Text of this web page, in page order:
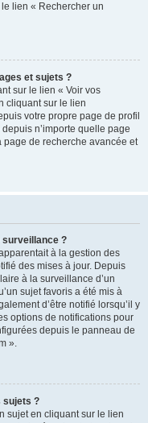
lien « Rechercher un
et sujets ?
sur le lien « Voir vos
cliquant sur le lien
votre propre page de profil
n’importe quelle page
page de recherche avancée et
surveillance ?
à la gestion des
des mises à jour. Depuis
à la surveillance d’un
sujet favoris a été mis à
d’être notifié lorsqu’il y
options de notifications pour
depuis le panneau de
».
sujets ?
sujet en cliquant sur le lien